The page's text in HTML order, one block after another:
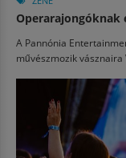
Operarajongóknak
A Pannónia
művészmozik vásznaira